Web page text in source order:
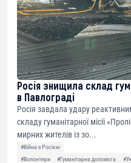
Росія знищила склад
в Павлограді
Росія завдала удару
складу гуманітарної місії
мирних жителів із зо...
#Війна з Росією
#Волонтери
#Гуманітарна допомога